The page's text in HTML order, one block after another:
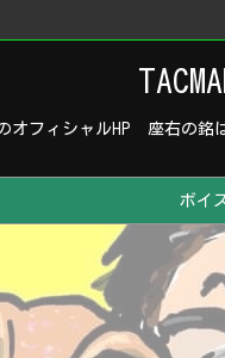
オフィシャルHP 座右の
ボイ